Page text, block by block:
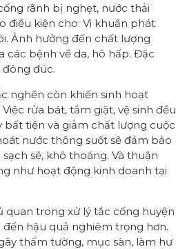
rãnh bị nghẹt, nước thải
điều kiện cho: Vi khuẩn phát
Ảnh hưởng đến chất lượng
các bệnh về da, hô hấp. Đặc
đúc.
nghẽn còn khiến sinh hoạt
rửa bát, tắm giặt, vệ sinh đều
bất tiện và giảm chất lượng cuộc
nước thông suốt sẽ đảm bảo
sẽ, khô thoáng. Và thuận
như hoạt động kinh doanh tại
quan trong xử lý tắc cống huyện
đến hậu quả nghiêm trọng hơn.
thấm tường, mục sàn, làm hư